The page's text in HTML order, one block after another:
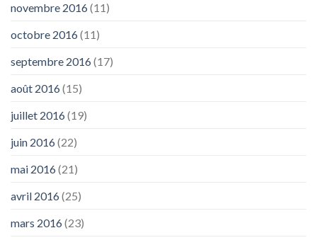
novembre 2016(11)
octobre 2016(11)
septembre 2016(17)
août 2016(15)
juillet 2016(19)
juin 2016(22)
mai 2016(21)
avril 2016(25)
mars 2016(23)